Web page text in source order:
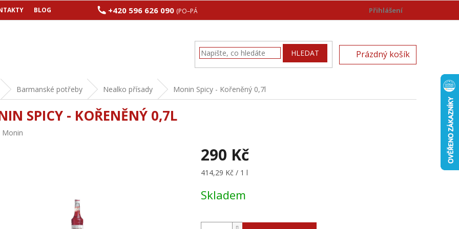
BLOG +420 596 626 090 (PO–PÁ 8:00–17:00) Přihlášení
HLEDAT
NÁKUPNÍ
KOŠÍK
Prázdný košík
Barmanské potřeby Nealko přísady Monin Spicy - Kořeněný 0,7l
SPICY - KOŘENĚNÝ 0,7L
Monin
290 Kč
Měrná
414,29 Kč / 1 l
Skladem